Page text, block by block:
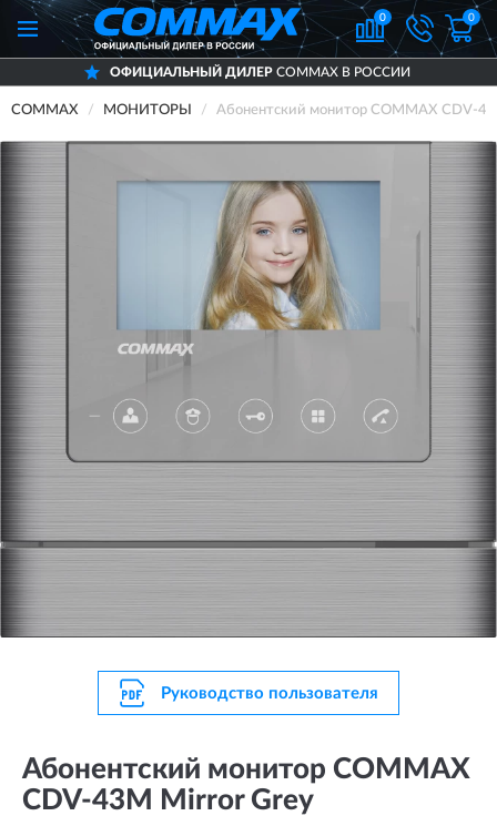
0 0
ОФИЦИАЛЬНЫЙ ДИЛЕРCOMMAX В РОССИИ
COMMAX МОНИТОРЫ Абонентский монитор COMMAX CDV-
Руководство пользователя
Абонентский монитор COMMAX
CDV-43M Mirror Grey